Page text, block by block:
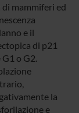
mammiferi ed
e il
di p21
o G2.
la
e